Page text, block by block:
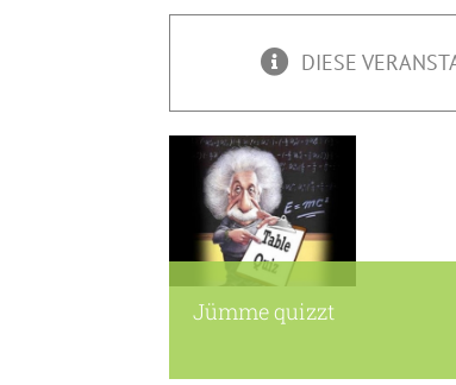
DIESE
Jümme quizzt